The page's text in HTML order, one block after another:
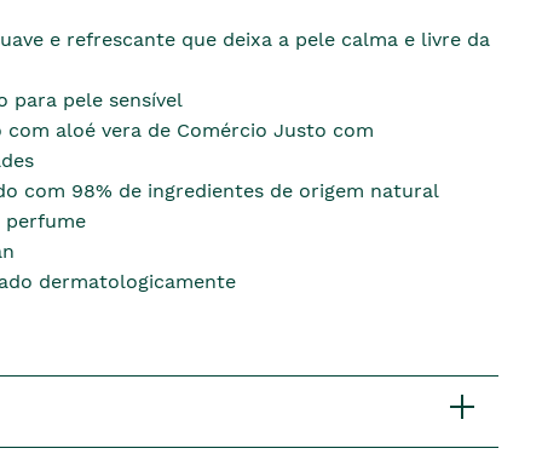
e refrescante que deixa a pele calma e livre da
para pele sensível
com aloé vera de Comércio Justo com
com 98% de ingredientes de origem natural
perfume
dermatologicamente